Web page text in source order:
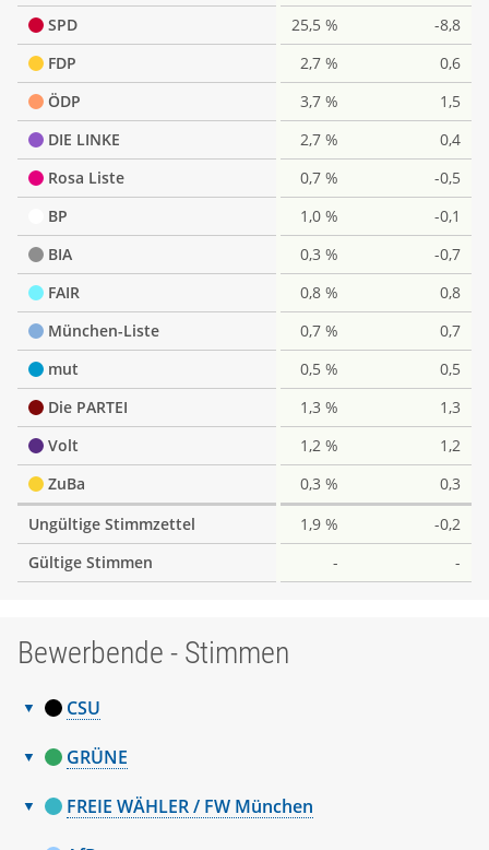
SPD
25,5 %
-8,8
FDP
2,7 %
0,6
ÖDP
3,7 %
1,5
DIE LINKE
2,7 %
0,4
Rosa Liste
0,7 %
-0,5
BP
1,0 %
-0,1
BIA
0,3 %
-0,7
FAIR
0,8 %
0,8
München-Liste
0,7 %
0,7
mut
0,5 %
0,5
Die PARTEI
1,3 %
1,3
Volt
1,2 %
1,2
ZuBa
0,3 %
0,3
Ungültige Stimmzettel
1,9 %
-0,2
Gültige Stimmen
- -
Bewerbende - Stimmen
CSU
Bewerbende
Stimmen
Nr.
2
Pretzl Manuel
GRÜNE
Bewerbende
Nr. Name, Vorname
FREIE WÄHLER / FW München
Nr.